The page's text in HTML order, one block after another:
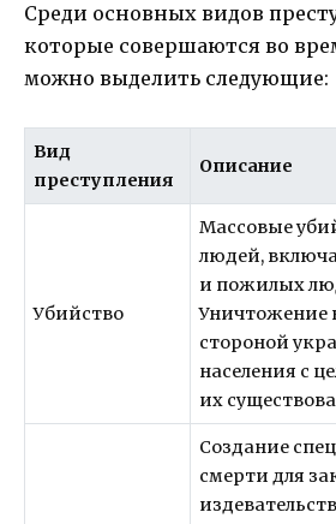
Среди основных видов
которые совершаются во
можно выделить следующие:
Вид
преступления
Описание
Убийство
Массовые
людей,
и пожилых
Уничтожение
стороной
населения с
их
Создание
смерти для